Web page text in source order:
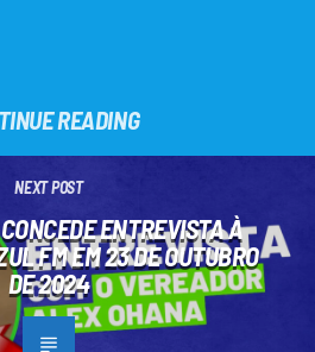
READING
NEXT POST
ENTREVISTA À
FM EM 23 DE OUTUBRO
DE 2024